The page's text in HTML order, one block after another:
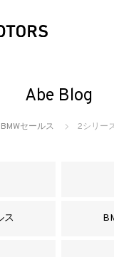
Abe Blog
BMWセールス 2シリー
ス